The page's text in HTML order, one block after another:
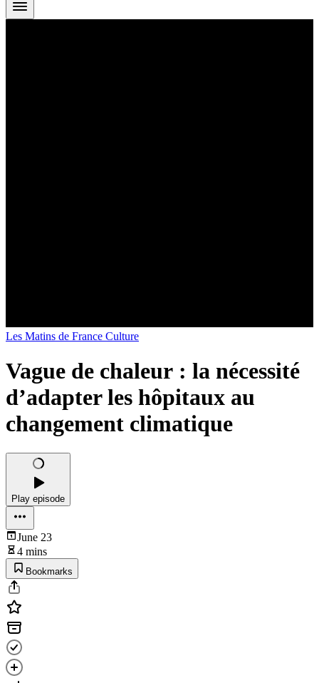
Les Matins de France Culture
Vague de chaleur : la nécessité
d’adapter les hôpitaux au
changement climatique
Play episode
June 23
4 mins
Bookmarks